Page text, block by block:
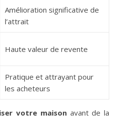
Amélioration significative de
l’attrait
Haute valeur de revente
Pratique et attrayant pour
les acheteurs
votre maisonavant de la